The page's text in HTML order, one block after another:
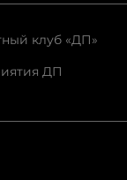
клуб «ДП»
ДП